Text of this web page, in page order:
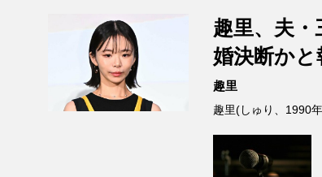
趣里、夫
婚決断かと
趣里
趣里(しゅり、1990